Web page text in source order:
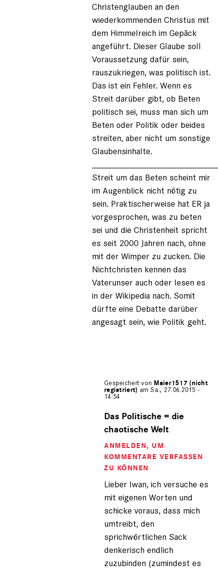
Christenglauben an den
wiederkommenden Christus mit
dem Himmelreich im Gepäck
angeführt. Dieser Glaube soll
Voraussetzung dafür sein,
rauszukriegen, was politisch ist.
Das ist ein Fehler. Wenn es
Streit darüber gibt, ob Beten
politisch sei, muss man sich um
Beten oder Politik oder beides
streiten, aber nicht um sonstige
Glaubensinhalte.
Streit um das Beten scheint mir
im Augenblick nicht nötig zu
sein. Praktischerweise hat ER ja
vorgesprochen, was zu beten
sei und die Christenheit spricht
es seit 2000 Jahren nach, ohne
mit der Wimper zu zucken. Die
Nichtchristen kennen das
Vaterunser auch oder lesen es
in der Wikipedia nach. Somit
dürfte eine Debatte darüber
angesagt sein, wie Politik geht.
Gespeichert von Maier1517 (nicht
registriert) am Sa., 27.06.2015 -
14:54
auf
von
Iwan
der
Schre…
registriert)
Das Politische = die
chaotische Welt
ANMELDEN, UM
KOMMENTARE VERFASSEN
ZU KÖNNEN
Lieber Iwan, ich versuche es
mit eigenen Worten und
schicke voraus, dass mich
umtreibt, den
sprichwörtlichen Sack
denkerisch endlich
zuzubinden (zumindest es